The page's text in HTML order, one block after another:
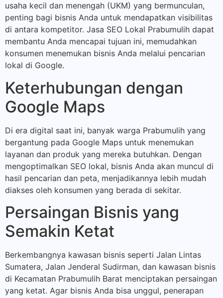
usaha kecil dan menengah (UKM) yang bermunculan,
penting bagi bisnis Anda untuk mendapatkan visibilitas
di antara kompetitor. Jasa SEO Lokal Prabumulih dapat
membantu Anda mencapai tujuan ini, memudahkan
konsumen menemukan bisnis Anda melalui pencarian
lokal di Google.
Keterhubungan dengan
Google Maps
Di era digital saat ini, banyak warga Prabumulih yang
bergantung pada Google Maps untuk menemukan
layanan dan produk yang mereka butuhkan. Dengan
mengoptimalkan SEO lokal, bisnis Anda akan muncul di
hasil pencarian dan peta, menjadikannya lebih mudah
diakses oleh konsumen yang berada di sekitar.
Persaingan Bisnis yang
Semakin Ketat
Berkembangnya kawasan bisnis seperti Jalan Lintas
Sumatera, Jalan Jenderal Sudirman, dan kawasan bisnis
di Kecamatan Prabumulih Barat menciptakan persaingan
yang ketat. Agar bisnis Anda bisa unggul, penerapan